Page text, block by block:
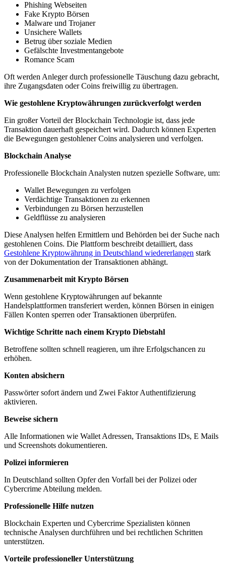
Phishing Webseiten
Fake Krypto Börsen
Malware und Trojaner
Unsichere Wallets
Betrug über soziale Medien
Gefälschte Investmentangebote
Romance Scam
Oft werden Anleger durch professionelle Täuschung dazu gebracht,
ihre Zugangsdaten oder Coins freiwillig zu übertragen.
Wie gestohlene Kryptowährungen zurückverfolgt werden
Ein großer Vorteil der Blockchain Technologie ist, dass jede
Transaktion dauerhaft gespeichert wird. Dadurch können Experten
die Bewegungen gestohlener Coins analysieren und verfolgen.
Blockchain Analyse
Professionelle Blockchain Analysten nutzen spezielle Software, um:
Wallet Bewegungen zu verfolgen
Verdächtige Transaktionen zu erkennen
Verbindungen zu Börsen herzustellen
Geldflüsse zu analysieren
Diese Analysen helfen Ermittlern und Behörden bei der Suche nach
gestohlenen Coins. Die Plattform beschreibt detailliert, dass
Gestohlene Kryptowährung in Deutschland wiedererlangen stark
von der Dokumentation der Transaktionen abhängt.
Zusammenarbeit mit Krypto Börsen
Wenn gestohlene Kryptowährungen auf bekannte
Handelsplattformen transferiert werden, können Börsen in einigen
Fällen Konten sperren oder Transaktionen überprüfen.
Wichtige Schritte nach einem Krypto Diebstahl
Betroffene sollten schnell reagieren, um ihre Erfolgschancen zu
erhöhen.
Konten absichern
Passwörter sofort ändern und Zwei Faktor Authentifizierung
aktivieren.
Beweise sichern
Alle Informationen wie Wallet Adressen, Transaktions IDs, E Mails
und Screenshots dokumentieren.
Polizei informieren
In Deutschland sollten Opfer den Vorfall bei der Polizei oder
Cybercrime Abteilung melden.
Professionelle Hilfe nutzen
Blockchain Experten und Cybercrime Spezialisten können
technische Analysen durchführen und bei rechtlichen Schritten
unterstützen.
Vorteile professioneller Unterstützung